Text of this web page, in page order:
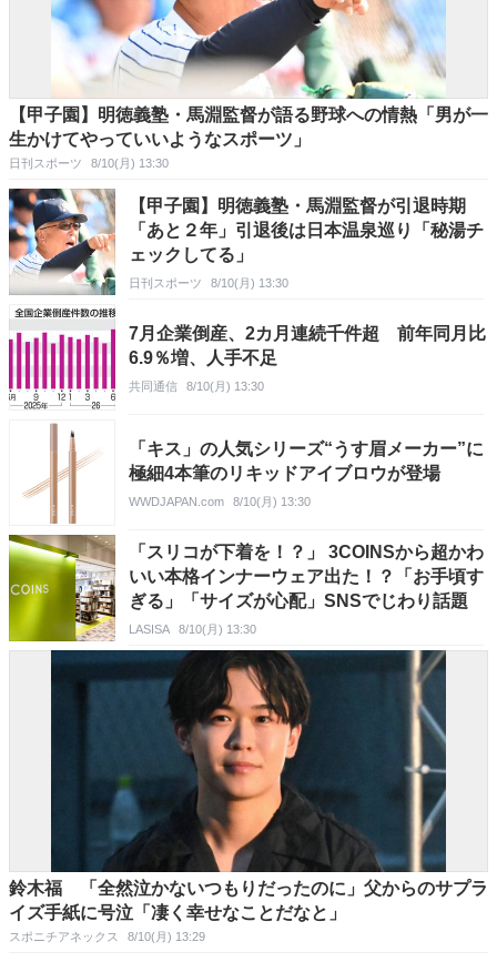
【甲子園】明徳義塾・馬淵監督が語る野球への情熱「男が一
生かけてやっていいようなスポーツ」
日刊スポーツ 8/10(月) 13:30
【甲子園】明徳義塾・馬淵監督が引退時期
「あと２年」引退後は日本温泉巡り「秘湯チ
ェックしてる」
日刊スポーツ 8/10(月) 13:30
7月企業倒産、2カ月連続千件超 前年同月比
6.9％増、人手不足
共同通信 8/10(月) 13:30
「キス」の人気シリーズ“うす眉メーカー”に
極細4本筆のリキッドアイブロウが登場
WWDJAPAN.com 8/10(月) 13:30
「スリコが下着を！？」 3COINSから超かわ
いい本格インナーウェア出た！？「お手頃す
ぎる」「サイズが心配」SNSでじわり話題
LASISA 8/10(月) 13:30
鈴木福 「全然泣かないつもりだったのに」父からのサプラ
イズ手紙に号泣「凄く幸せなことだなと」
スポニチアネックス 8/10(月) 13:29